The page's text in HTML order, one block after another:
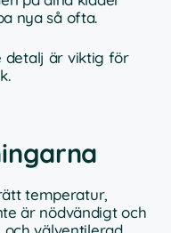
nya så ofta.
detalj är viktig för
temperatur,
är nödvändigt och